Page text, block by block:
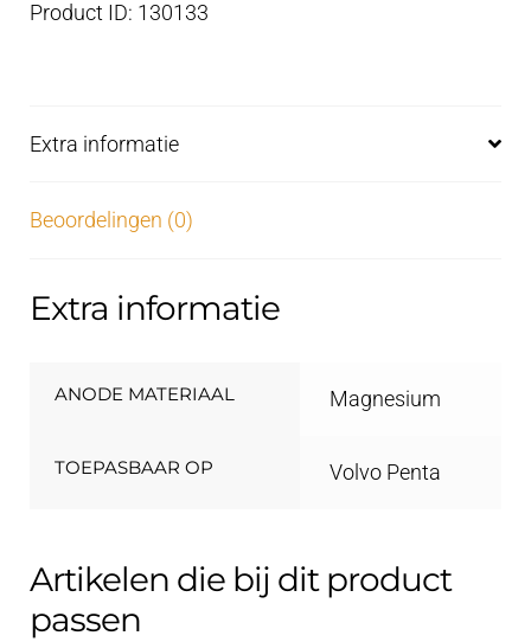
Product ID: 130133
Extra informatie
Beoordelingen (0)
Extra informatie
ANODE MATERIAAL Magnesium
TOEPASBAAR OP Volvo Penta
Artikelen die bij dit product
passen